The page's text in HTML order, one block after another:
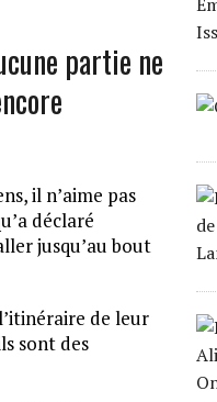
partie ne
il n’aime pas
déclaré
jusqu’au bout
de leur
sont des